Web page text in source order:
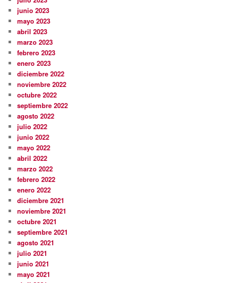
junio 2023
mayo 2023
abril 2023
marzo 2023
febrero 2023
enero 2023
diciembre 2022
noviembre 2022
octubre 2022
septiembre 2022
agosto 2022
julio 2022
junio 2022
mayo 2022
abril 2022
marzo 2022
febrero 2022
enero 2022
diciembre 2021
noviembre 2021
octubre 2021
septiembre 2021
agosto 2021
julio 2021
junio 2021
mayo 2021